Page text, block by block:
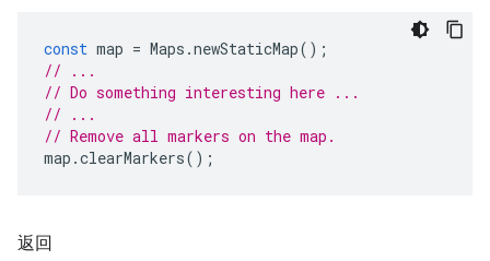
const map = Maps .newStaticMap();
// ...
// Do something interesting here ...
// ...
// Remove all markers on the map.
map .clearMarkers();
返回